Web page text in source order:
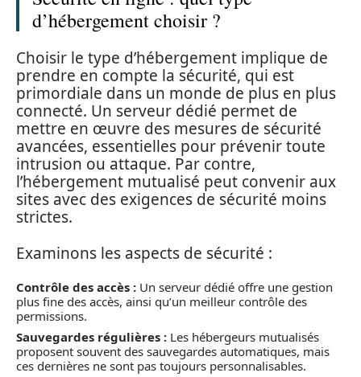
d’hébergement choisir ?
Choisir le type d’hébergement implique de
prendre en compte la sécurité, qui est
primordiale dans un monde de plus en plus
connecté. Un serveur dédié permet de
mettre en œuvre des mesures de sécurité
avancées, essentielles pour prévenir toute
intrusion ou attaque. Par contre,
l’hébergement mutualisé peut convenir aux
sites avec des exigences de sécurité moins
strictes.
Examinons les aspects de sécurité :
Contrôle des accès : Un serveur dédié offre une gestion
plus fine des accès, ainsi qu’un meilleur contrôle des
permissions.
Sauvegardes régulières : Les hébergeurs mutualisés
proposent souvent des sauvegardes automatiques, mais
ces dernières ne sont pas toujours personnalisables.